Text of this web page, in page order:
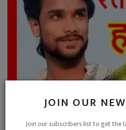
JOIN OUR
Join our subscribers list to get the
रतलाम में नृशंस हत्या ! पुलिस चौकी से 50
Niraj Kumar Shukla May 29, 2025 0